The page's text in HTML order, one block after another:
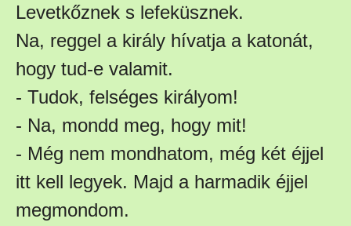
Levetkőznek s lefeküsznek.
Na, reggel a király hívatja a katonát,
hogy tud-e valamit.
- Tudok, felséges királyom!
- Na, mondd meg, hogy mit!
- Még nem mondhatom, még két éjjel
itt kell legyek. Majd a harmadik éjjel
megmondom.